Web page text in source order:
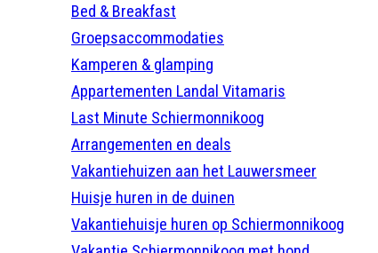
Bed & Breakfast
Groepsaccommodaties
Kamperen & glamping
Appartementen Landal Vitamaris
Last Minute Schiermonnikoog
Arrangementen en deals
Vakantiehuizen aan het Lauwersmeer
Huisje huren in de duinen
Vakantiehuisje huren op Schiermonnikoog